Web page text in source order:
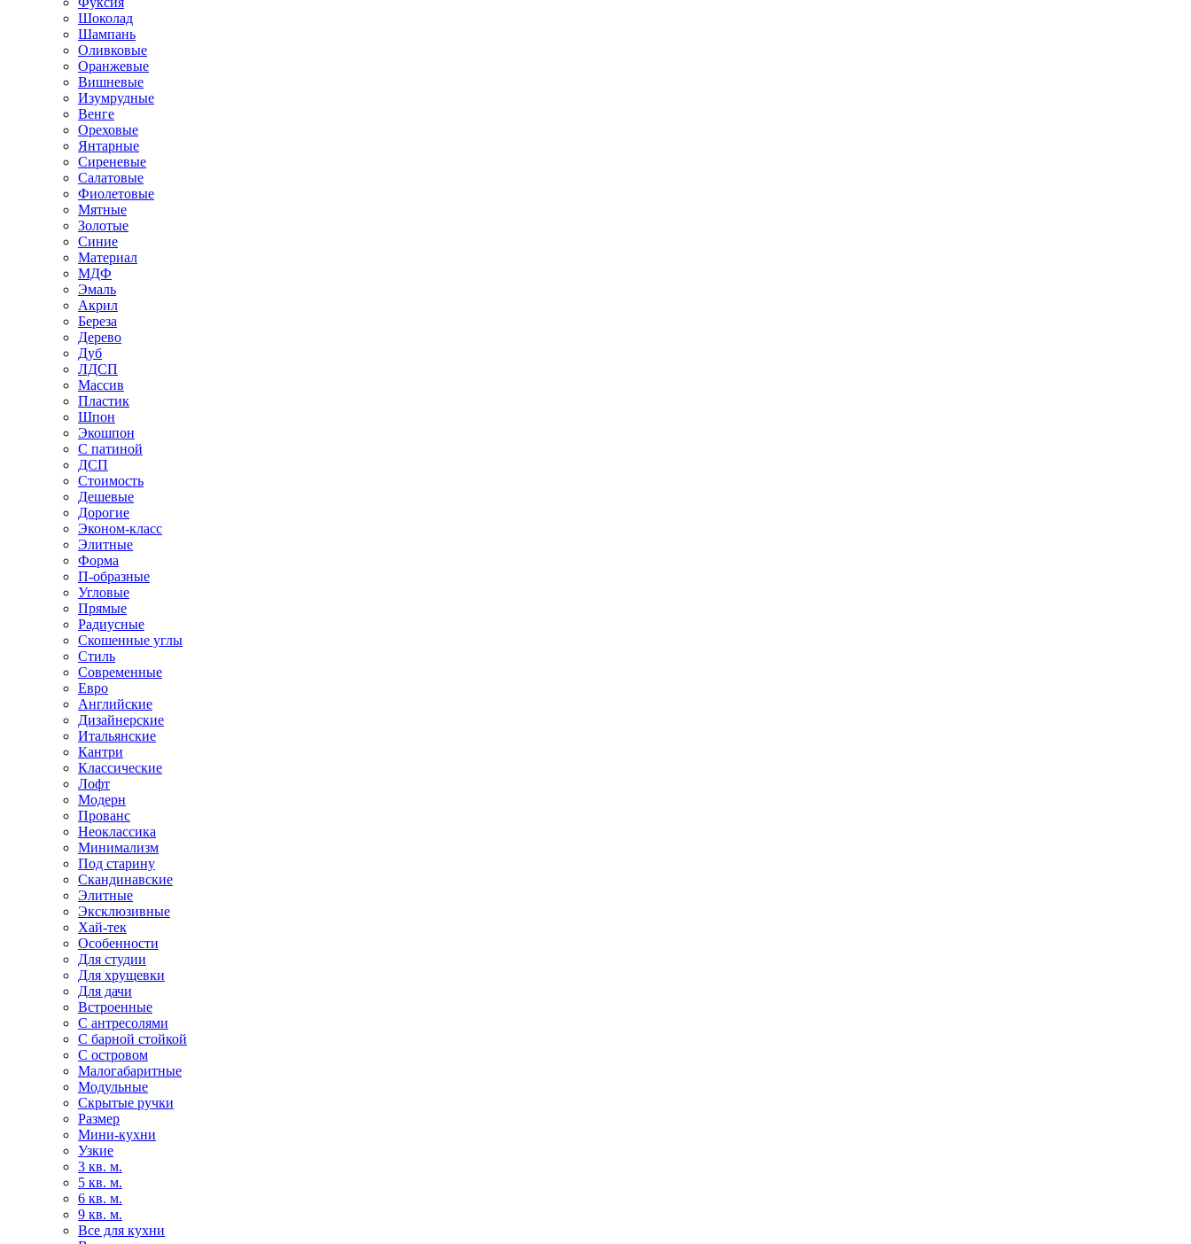
Шоколад
Шампань
Оливковые
Оранжевые
Вишневые
Изумрудные
Венге
Ореховые
Янтарные
Сиреневые
Салатовые
Фиолетовые
Мятные
Золотые
Синие
Материал
МДФ
Эмаль
Акрил
Береза
Дерево
Дуб
ЛДСП
Массив
Пластик
Шпон
Экошпон
С патиной
ДСП
Стоимость
Дешевые
Дорогие
Эконом-класс
Элитные
Форма
П-образные
Угловые
Прямые
Радиусные
Скошенные углы
Стиль
Современные
Евро
Английские
Дизайнерские
Итальянские
Кантри
Классические
Лофт
Модерн
Прованс
Неоклассика
Минимализм
Под старину
Скандинавские
Элитные
Эксклюзивные
Хай-тек
Особенности
Для студии
Для хрущевки
Для дачи
Встроенные
С антресолями
С барной стойкой
С островом
Малогабаритные
Модульные
Скрытые ручки
Размер
Мини-кухни
Узкие
3 кв. м.
5 кв. м.
6 кв. м.
9 кв. м.
Все для кухни